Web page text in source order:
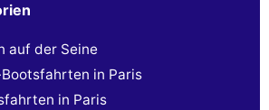
auf der Seine
in Paris
in Paris